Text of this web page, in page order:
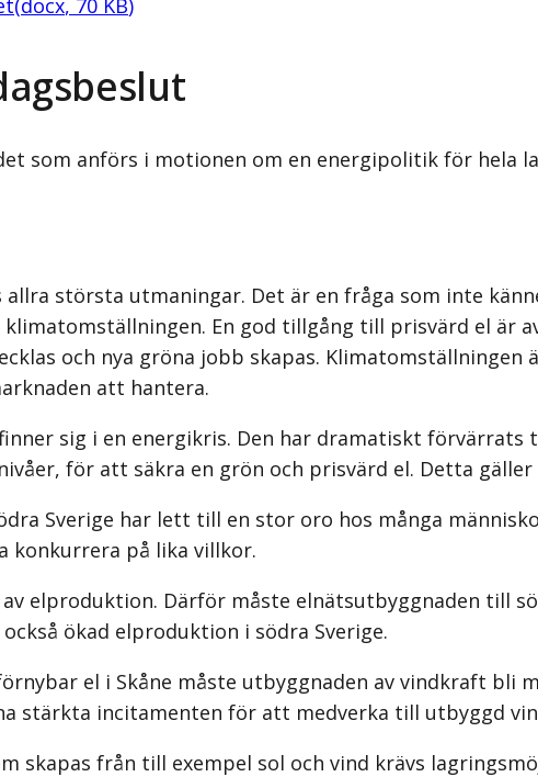
som anförs i motionen om en energipolitik för hela
största utmaningar. Det är en fråga som inte
En god tillgång till prisvärd el är
och nya gröna jobb skapas.
att hantera.
sig i en energikris. Den har dramatiskt
för att säkra en grön och prisvärd el. Detta
Sverige har lett till en stor oro hos många
konkurrera på lika villkor.
elproduktion. Därför måste elnätsutbyggnaden till
ökad elproduktion i södra Sverige.
el i Skåne måste utbyggnaden av vindkraft bli
stärkta incitamenten för att medverka till utbyggd
skapas från till exempel sol och vind krävs